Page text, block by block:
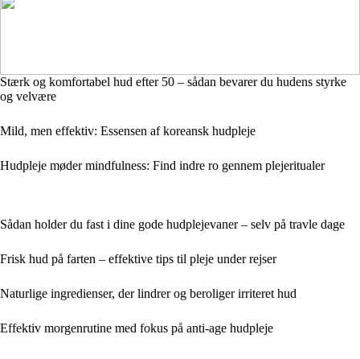
Stærk og komfortabel hud efter 50 – sådan bevarer du hudens styrke
og velvære
Mild, men effektiv: Essensen af koreansk hudpleje
Hudpleje møder mindfulness: Find indre ro gennem plejeritualer
Sådan holder du fast i dine gode hudplejevaner – selv på travle dage
Frisk hud på farten – effektive tips til pleje under rejser
Naturlige ingredienser, der lindrer og beroliger irriteret hud
Effektiv morgenrutine med fokus på anti-age hudpleje